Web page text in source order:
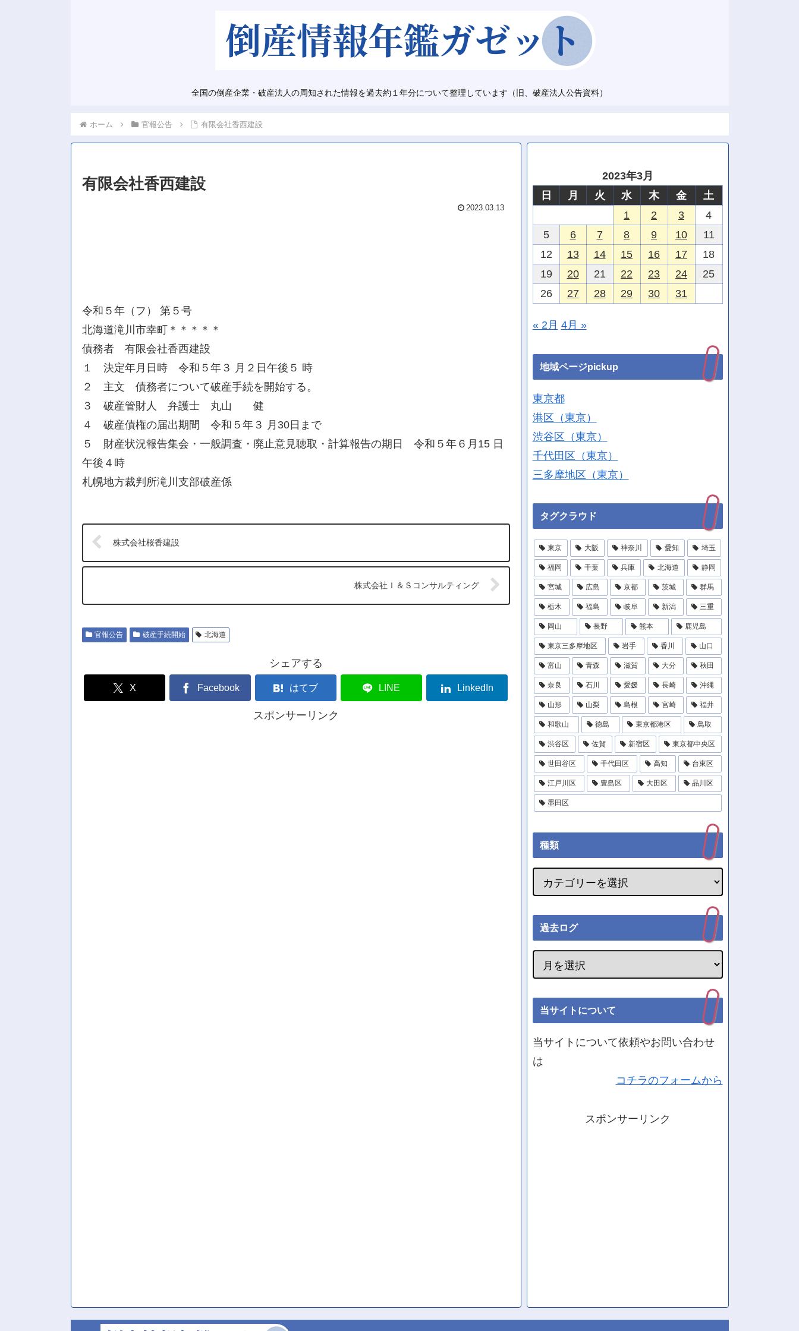
全国の倒産企業・破産法人の周知された情報を過去約１年分について整理しています（旧、破産法人公告資料）
ホーム 官報公告 有限会社香西建設
有限会社香西建設
2023.03.13
令和５年（フ） 第５号
北海道滝川市幸町＊＊＊＊＊
債務者 有限会社香西建設
１ 決定年月日時 令和５年３ 月２日午後５ 時
２ 主文 債務者について破産手続を開始する。
３ 破産管財人 弁護士 丸山 健
４ 破産債権の届出期間 令和５年３ 月30日まで
５ 財産状況報告集会・一般調査・廃止意見聴取・計算報告の期日 令和５年６月15 日
午後４時
札幌地方裁判所滝川支部破産係
株式会社桜香建設
株式会社Ｉ＆Ｓコンサルティング
官報公告 破産手続開始 北海道
シェアする
X Facebook はてブ LINE LinkedIn
スポンサーリンク
2023年3月
日
月 火 水 木 金
土
1
2 3
4
5
6 7 8 9 10
11
12
13 14 15 16 17
18
19
20 21 22 23 24
25
26
27 28 29 30 31
« 2月 4月 »
地域ページpickup
東京都
港区（東京）
渋谷区（東京）
千代田区（東京）
三多摩地区（東京）
タグクラウド
東京 大阪 神奈川 愛知 埼玉
福岡 千葉 兵庫 北海道 静岡
宮城 広島 京都 茨城 群馬
栃木 福島 岐阜 新潟 三重
岡山 長野 熊本 鹿児島
東京三多摩地区 岩手 香川 山口
富山 青森 滋賀 大分 秋田
奈良 石川 愛媛 長崎 沖縄
山形 山梨 島根 宮崎 福井
和歌山 徳島 東京都港区 鳥取
渋谷区 佐賀 新宿区 東京都中央区
世田谷区 千代田区 高知 台東区
江戸川区 豊島区 大田区 品川区
墨田区
種類
過去ログ
当サイトについて
当サイトについて依頼やお問い合わせ
は
コチラのフォームから
スポンサーリンク